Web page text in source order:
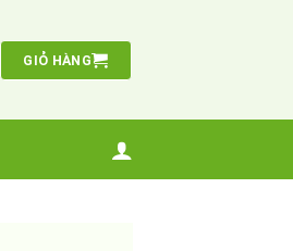
GIỎ HÀNG